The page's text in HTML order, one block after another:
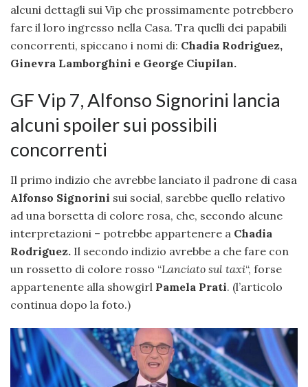
alcuni dettagli sui Vip che prossimamente potrebbero
fare il loro ingresso nella Casa. Tra quelli dei papabili
concorrenti, spiccano i nomi di: Chadia Rodriguez,
Ginevra Lamborghini e George Ciupilan.
GF Vip 7, Alfonso Signorini lancia
alcuni spoiler sui possibili
concorrenti
Il primo indizio che avrebbe lanciato il padrone di casa
Alfonso Signorini sui social, sarebbe quello relativo
ad una borsetta di colore rosa, che, secondo alcune
interpretazioni – potrebbe appartenere a Chadia
Rodriguez. Il secondo indizio avrebbe a che fare con
un rossetto di colore rosso “Lanciato sul taxi“, forse
appartenente alla showgirl Pamela Prati. (l’articolo
continua dopo la foto.)